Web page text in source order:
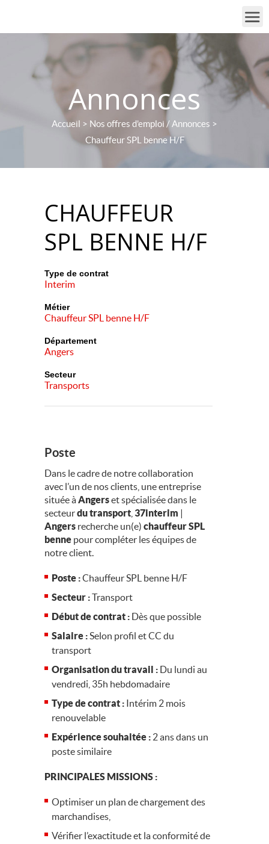
Annonces
Accueil > Nos offres d'emploi / Annonces >
Chauffeur SPL benne H/F
CHAUFFEUR
SPL BENNE H/F
Type de contrat
Interim
Métier
Chauffeur SPL benne H/F
Département
Angers
Secteur
Transports
Poste
Dans le cadre de notre collaboration
avec l’un de nos clients, une entreprise
située àAngerset spécialisée dans le
secteurdu transport 37interim |
Angers recherche un(e) chauffeur SPL
benne pour compléter les équipes de
notre client.
Poste :Chauffeur SPL benne H/F
Secteur :Transport
Début de contrat : Dès que possible
Salaire :Selon profil et CC du
transport
Organisation du travail : Du lundi au
vendredi, 35h hebdomadaire
Type de contrat : Intérim 2 mois
renouvelable
Expérience souhaitée : 2 ans dans un
poste similaire
PRINCIPALES MISSIONS :
Optimiser un plan de chargement des
marchandises,
Vérifier l’exactitude et la conformité de